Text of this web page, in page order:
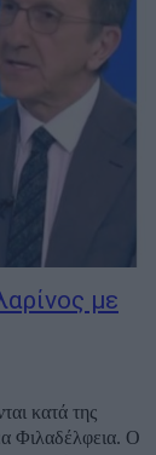
με
κατά της
Φιλαδέλφεια. Ο